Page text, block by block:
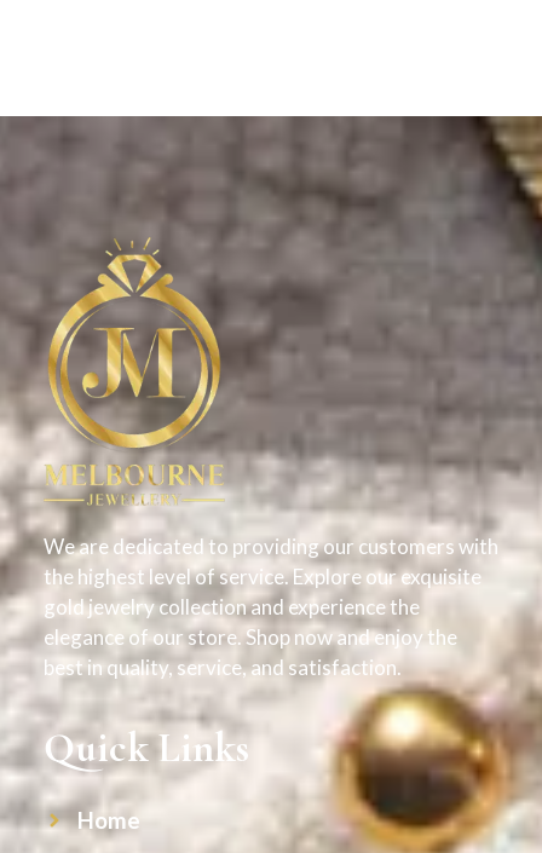
We are dedicated to providing our customers with
the highest level of service. Explore our exquisite
gold jewelry collection and experience the
elegance of our store. Shop now and enjoy the
best in quality, service, and satisfaction.
Quick Links
Home